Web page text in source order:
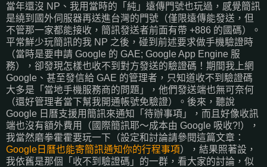
當年還沒 NP、我用當時的「純」遠傳門號也玩過，感覺簡訊
是繞到國外伺服器再送進台灣的門號（僅限遠傳能發送，但
不管那一家都能接收，簡訊發送者前面有帶 +886 的國碼）。
平常鮮少玩簡訊的我 NP 之後，碰到前述要求做手機驗證時
（當時是要申請 Google 的 GAE; Google App Engine 服
務），卻發現怎樣也收不到對方發送的驗證碼！期間我上網
Google、甚至發信給 GAE 的管理者，只知道收不到驗證碼
大多是「當地手機服務商的問題」，他們發送端也無可奈何
（還好管理者當下幫我開通帳號免驗證）。後來，聽說
Google 日曆支援用簡訊來通知「待辦事項」，而且好像收訊
端也沒有額外費用（國際簡訊耶～成本由 Google 吸收?!），
我當然磨拳霍霍要玩一下（設定和討論請參閱這篇文章：
Google日曆也能寄簡訊通知你的行程事項），結果照著設，
我依舊是那個「收不到驗證碼」的一群，看大家的討論，似